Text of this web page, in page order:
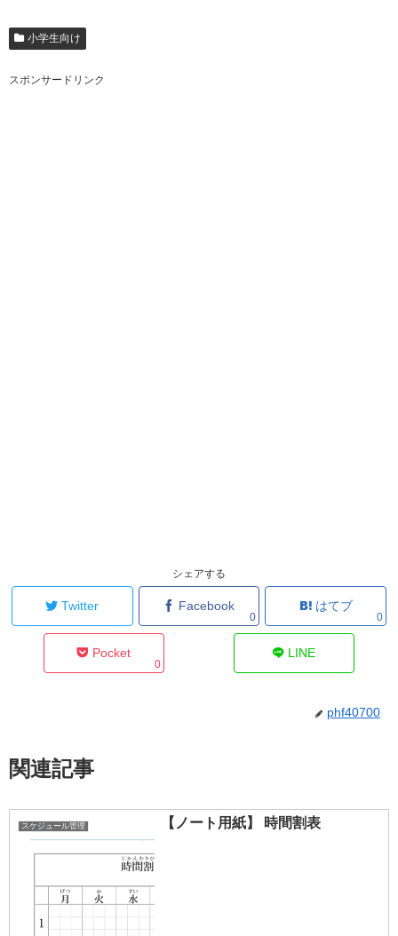
小学生向け
スポンサードリンク
シェアする
Twitter Facebook
0
はてブ
0
Pocket
0
LINE
phf40700
関連記事
スケジュール管理 【ノート用紙】 時間割表